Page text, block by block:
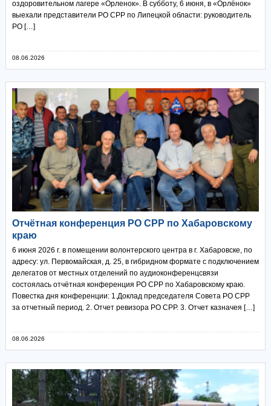
оздоровительном лагере «Орленок». В субботу, 6 июня, в «Орлёнок»
выехали представители РО СРР по Липецкой области: руководитель
РО […]
08.06.2026
Отчётная конференция РО СРР по Хабаровскому
краю
6 июня 2026 г. в помещении волонтерского центра в г. Хабаровске, по
адресу: ул. Первомайская, д. 25, в гибридном формате с подключением
делегатов от местных отделений по аудиоконференцсвязи
состоялась отчётная конференция РО СРР по Хабаровскому краю.
Повестка дня конференции: 1.Доклад председателя Совета РО СРР
за отчетный период. 2. Отчет ревизора РО СРР. 3. Отчет казначея […]
08.06.2026